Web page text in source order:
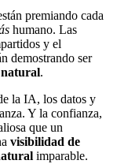
premiando cada
humano. Las
y el
demostrando ser
.
la IA, los datos y
Y la confianza,
que un
visibilidad de
imparable.